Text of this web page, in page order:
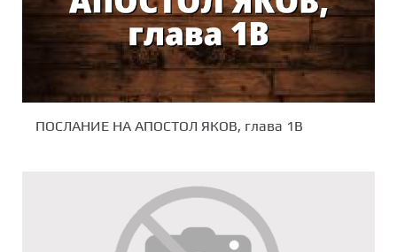
ПОСЛАНИЕ НА АПОСТОЛ ЯКОВ, глава 1B